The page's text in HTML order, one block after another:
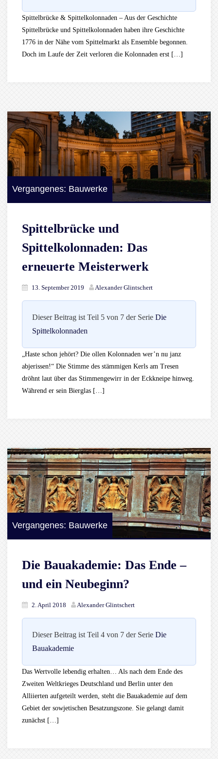
Spittelbrücke & Spittelkolonnaden – Aus der Geschichte
Spittelbrücke und Spittelkolonnaden haben ihre Geschichte
1776 in der Nähe vom Spittelmarkt als Ensemble begonnen.
Doch im Laufe der Zeit verloren die Kolonnaden erst […]
Vergangenes: Bauwerke
Spittelbrücke und
Spittelkolonnaden: Das
erneuerte Meisterwerk
13. September 2019 Alexander Glintschert
Dieser Beitrag ist Teil 5 von 7 der Serie Die
Spittelkolonnaden
„Haste schon jehört? Die ollen Kolonnaden wer’n nu janz
abjerissen!“ Die Stimme des stämmigen Kerls am Tresen
dröhnt laut über das Stimmengewirr in der Eckkneipe hinweg.
Während er sein Bierglas […]
Vergangenes: Bauwerke
Die Bauakademie: Das Ende –
und ein Neubeginn?
2. April 2018 Alexander Glintschert
Dieser Beitrag ist Teil 4 von 7 der Serie Die
Bauakademie
Das Wertvolle lebendig erhalten… Als nach dem Ende des
Zweiten Weltkrieges Deutschland und Berlin unter den
Alliierten aufgeteilt werden, steht die Bauakademie auf dem
Gebiet der sowjetischen Besatzungszone. Sie gelangt damit
zunächst […]